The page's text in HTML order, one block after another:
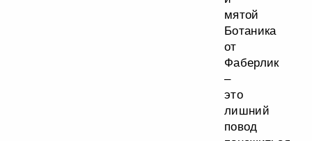
мятой
Ботаника
от
Фаберлик
–
это
лишний
повод